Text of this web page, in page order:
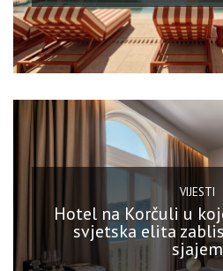
VIJESTI
Hotel na Korčuli u
svjetska elita
sjajem